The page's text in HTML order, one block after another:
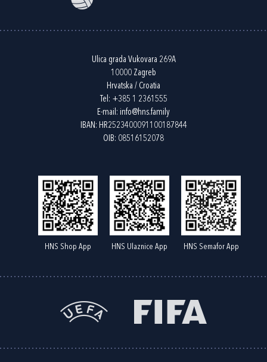
Ulica grada Vukovara 269A
10000 Zagreb
Hrvatska / Croatia
Tel: +385 1 2361555
E-mail: info@hns.family
IBAN: HR2523400091100187844
OIB: 08516152078
HNS Shop App HNS Ulaznice App HNS Semafor App